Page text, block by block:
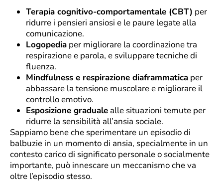
Terapia cognitivo-comportamentale (CBT) per
ridurre i pensieri ansiosi e le paure legate alla
comunicazione.
Logopedia per migliorare la coordinazione tra
respirazione e parola, e sviluppare tecniche di
fluenza.
Mindfulness e respirazione diaframmatica per
abbassare la tensione muscolare e migliorare il
controllo emotivo.
Esposizione graduale alle situazioni temute per
ridurre la sensibilità all’ansia sociale.
Sappiamo bene che sperimentare un episodio di
balbuzie in un momento di ansia, specialmente in un
contesto carico di significato personale o socialmente
importante, può innescare un meccanismo che va
oltre l’episodio stesso.